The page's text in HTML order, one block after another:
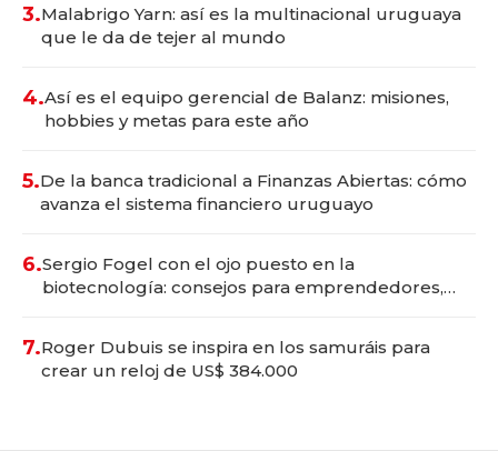
3.Malabrigo Yarn: así es la multinacional uruguaya
que le da de tejer al mundo
4.Así es el equipo gerencial de Balanz: misiones,
hobbies y metas para este año
5.De la banca tradicional a Finanzas Abiertas: cómo
avanza el sistema financiero uruguayo
6.Sergio Fogel con el ojo puesto en la
biotecnología: consejos para emprendedores,
7.Roger Dubuis se inspira en los samuráis para
crear un reloj de US$ 384.000